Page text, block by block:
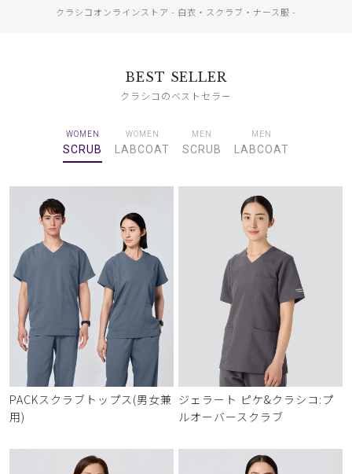
クラシコオンラインストア - 白衣・スクラブ・ナース服 -
BEST SELLER
クラシコのベストセラー
WOMEN
SCRUB
WOMEN
LABCOAT
MEN
SCRUB
MEN
LABCOAT
PACKスクラブトップス(男女兼
用)
ジェラート ピケ&クラシコ:プ
ルオーバースクラブ